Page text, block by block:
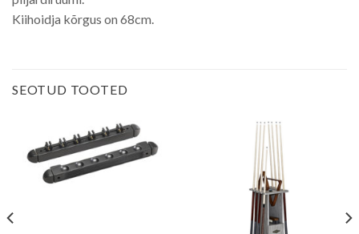
Kiihoidja kõrgus on 68cm.
SEOTUD TOOTED